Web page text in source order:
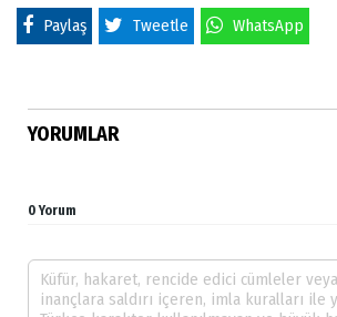
Paylaş Tweetle WhatsApp
YORUMLAR
0 Yorum